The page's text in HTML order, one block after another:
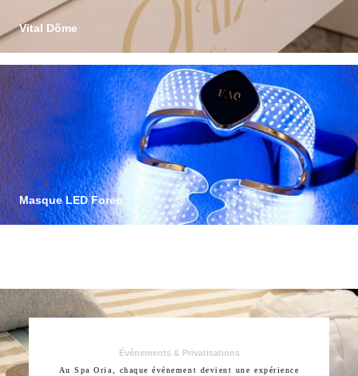
6 mois :
1 900 € pour 1 personne
12 mois : 3 600 € pour 1 personne | 6 700 € pour 2
personnes
Vital Dôme
La technologie bien-être de pointe
Certifié, conçu et fabriqué en France, leVital Dôme offre à votre
corps et votre esprit un moment de détente absolue grâce à
l'infrathérapie. Profitez de ses bienfaits détoxifiants, régénérateurs et
amincissants. Soulagez votre stress, retrouvez votre vitalité et
accélérez votre récupération physique. Disposant de 38 programmes,
ses bénéfices se font sentir dès les 15 premières minutes d’utilisation.
Laissez-vous guider par votre Concierge Beauté du spa Oria.
Masque LED Foreo
La luminothérapie comme soin de la peau
lumineuse. Découvrez des soins de pointe conçus pour des résultats
visibles au Spa Oria.
Événements & Privatisations
Au Spa Oria, chaque événement devient une expérience